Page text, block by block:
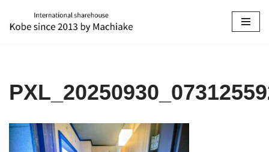
コ
ツ
キ